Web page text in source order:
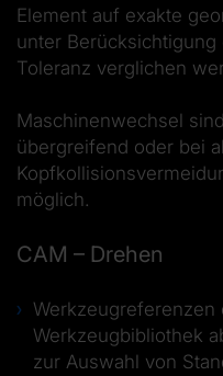
Element auf exakte
unter
Toleranz verglichen
Maschinenwechsel
übergreifend oder bei
möglich.
CAM – Drehen
Werkzeugbibliothek
zur Auswahl von